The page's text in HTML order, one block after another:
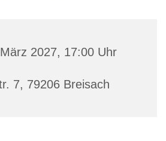
2027, 17:00 Uhr
7, 79206 Breisach